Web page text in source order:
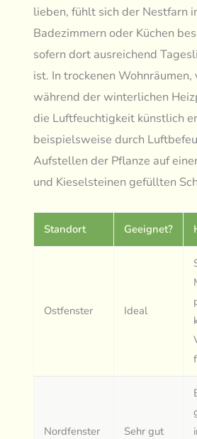
lieben, fühlt sich der Nestfarn
Badezimmern oder Küchen
sofern dort ausreichend
ist. In trockenen Wohnräumen,
während der winterlichen
die Luftfeuchtigkeit künstlich
beispielsweise durch
Aufstellen der Pflanze auf
und Kieselsteinen gefüllten
Standort Geeignet?
Ostfenster Ideal
Nordfenster Sehr gut